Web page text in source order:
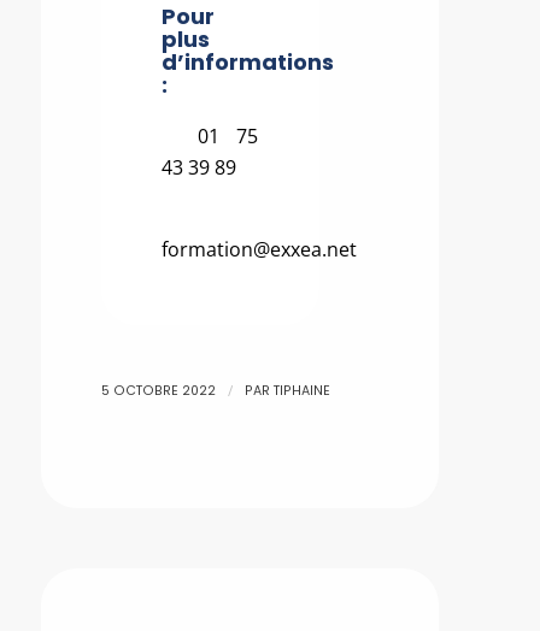
Pour
plus
d’informations
:
01 75
43 39 89
formation@exxea.net
5 OCTOBRE 2022 / PAR TIPHAINE